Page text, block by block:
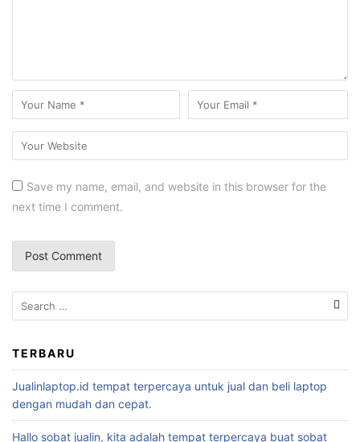
Save my name, email, and website in this browser for the
next time I comment.
TERBARU
Jualinlaptop.id tempat terpercaya untuk jual dan beli laptop
dengan mudah dan cepat.
Hallo sobat jualin, kita adalah tempat terpercaya buat sobat